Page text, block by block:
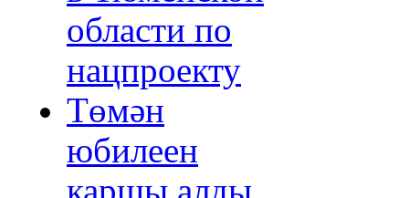
области по
нацпроекту
Төмән
юбилеен